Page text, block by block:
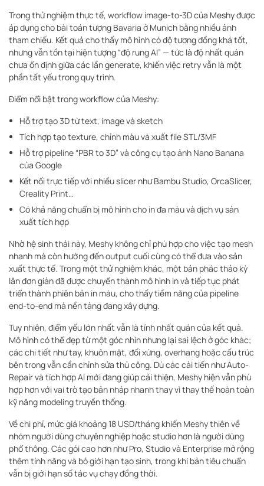
Trong thử nghiệm thực tế, workflow image-to-3D của Meshy được
áp dụng cho bài toán tượng Bavaria ở Munich bằng nhiều ảnh
tham chiếu. Kết quả cho thấy mô hình có độ tương đồng khá tốt,
nhưng vẫn tồn tại hiện tượng “độ rung AI” — tức là độ nhất quán
chưa ổn định giữa các lần generate, khiến việc retry vẫn là một
phần tất yếu trong quy trình.
Điểm nổi bật trong workflow của Meshy:
Hỗ trợ tạo 3D từ text, image và sketch
Tích hợp tạo texture, chỉnh màu và xuất file STL/3MF
Hỗ trợ pipeline “PBR to 3D” và công cụ tạo ảnh Nano Banana
của Google
Kết nối trực tiếp với nhiều slicer như Bambu Studio, OrcaSlicer,
Creality Print…
Có khả năng chuẩn bị mô hình cho in đa màu và dịch vụ sản
xuất tích hợp
Nhờ hệ sinh thái này, Meshy không chỉ phù hợp cho việc tạo mesh
nhanh mà còn hướng đến output cuối cùng có thể đưa vào sản
xuất thực tế. Trong một thử nghiệm khác, một bản phác thảo kỳ
lân đơn giản đã được chuyển thành mô hình in và tiếp tục phát
triển thành phiên bản in màu, cho thấy tiềm năng của pipeline
end-to-end mà nền tảng đang xây dựng.
Tuy nhiên, điểm yếu lớn nhất vẫn là tính nhất quán của kết quả.
Mô hình có thể đẹp từ một góc nhìn nhưng lại sai lệch ở góc khác;
các chi tiết như tay, khuôn mặt, đối xứng, overhang hoặc cấu trúc
bên trong vẫn cần chỉnh sửa thủ công. Dù các cải tiến như Auto-
Repair và tích hợp AI mới đang giúp cải thiện, Meshy hiện vẫn phù
hợp hơn với vai trò tạo bản nháp nhanh thay vì thay thế hoàn toàn
kỹ năng modeling truyền thống.
Về chi phí, mức giá khoảng 18 USD/tháng khiến Meshy thiên về
nhóm người dùng chuyên nghiệp hoặc studio hơn là người dùng
phổ thông. Các gói cao hơn như Pro, Studio và Enterprise mở rộng
thêm tính năng và bỏ giới hạn tạo sinh, trong khi bản tiêu chuẩn
vẫn bị giới hạn số tác vụ chạy đồng thời.